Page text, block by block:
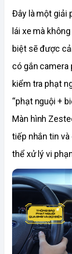
Đây là một giải
lái xe mà
biệt sẽ được
có gắn camera
kiểm tra phạt
“phạt nguội +
Màn hình
tiếp nhắn tin
thể xử lý vi